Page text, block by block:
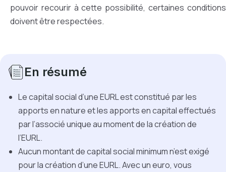
pouvoir recourir à cette possibilité, certaines conditions
doivent être respectées.
En résumé
Le capital social d’une EURL est constitué par les
apports en nature et les apports en capital effectués
par l’associé unique au moment de la création de
l’EURL.
Aucun montant de capital social minimum n’est exigé
pour la création d’une EURL. Avec un euro, vous